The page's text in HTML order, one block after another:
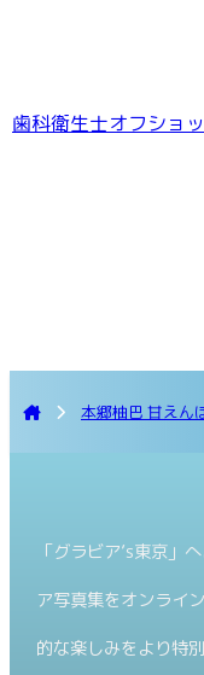
歯科衛生士オフショ
本郷柚巴 甘えん
「グラビア’s東京」
ア写真集をオンライ
的な楽しみをより特